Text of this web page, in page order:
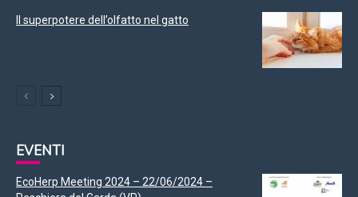
Il superpotere dell’olfatto nel gatto
EVENTI
EcoHerp Meeting 2024 – 22/06/2024 –